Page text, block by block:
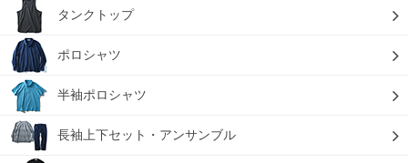
タンクトップ
ポロシャツ
半袖ポロシャツ
長袖上下セット・アンサンブル